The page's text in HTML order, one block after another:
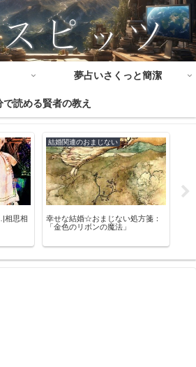
夢占いさくっと簡潔
で読める賢者の教え
相思相
結婚関連のおまじない
幸せな結婚☆おまじない処方箋：
「金色のリボンの魔法」